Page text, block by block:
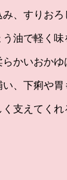
、すりお
油で軽く
かいおか
、下痢や
支えてくれ